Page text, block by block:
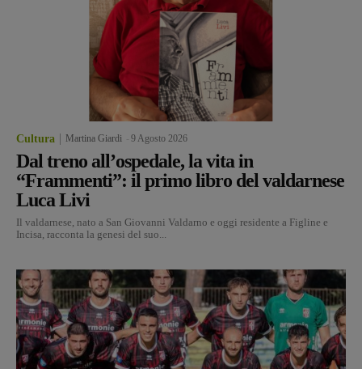
Cultura Martina Giardi 9 Agosto 2026
Dal treno all’ospedale, la vita in
“Frammenti”: il primo libro del valdarnese
Luca Livi
Il valdarnese, nato a San Giovanni Valdarno e oggi residente a Figline e
Incisa, racconta la genesi del suo...